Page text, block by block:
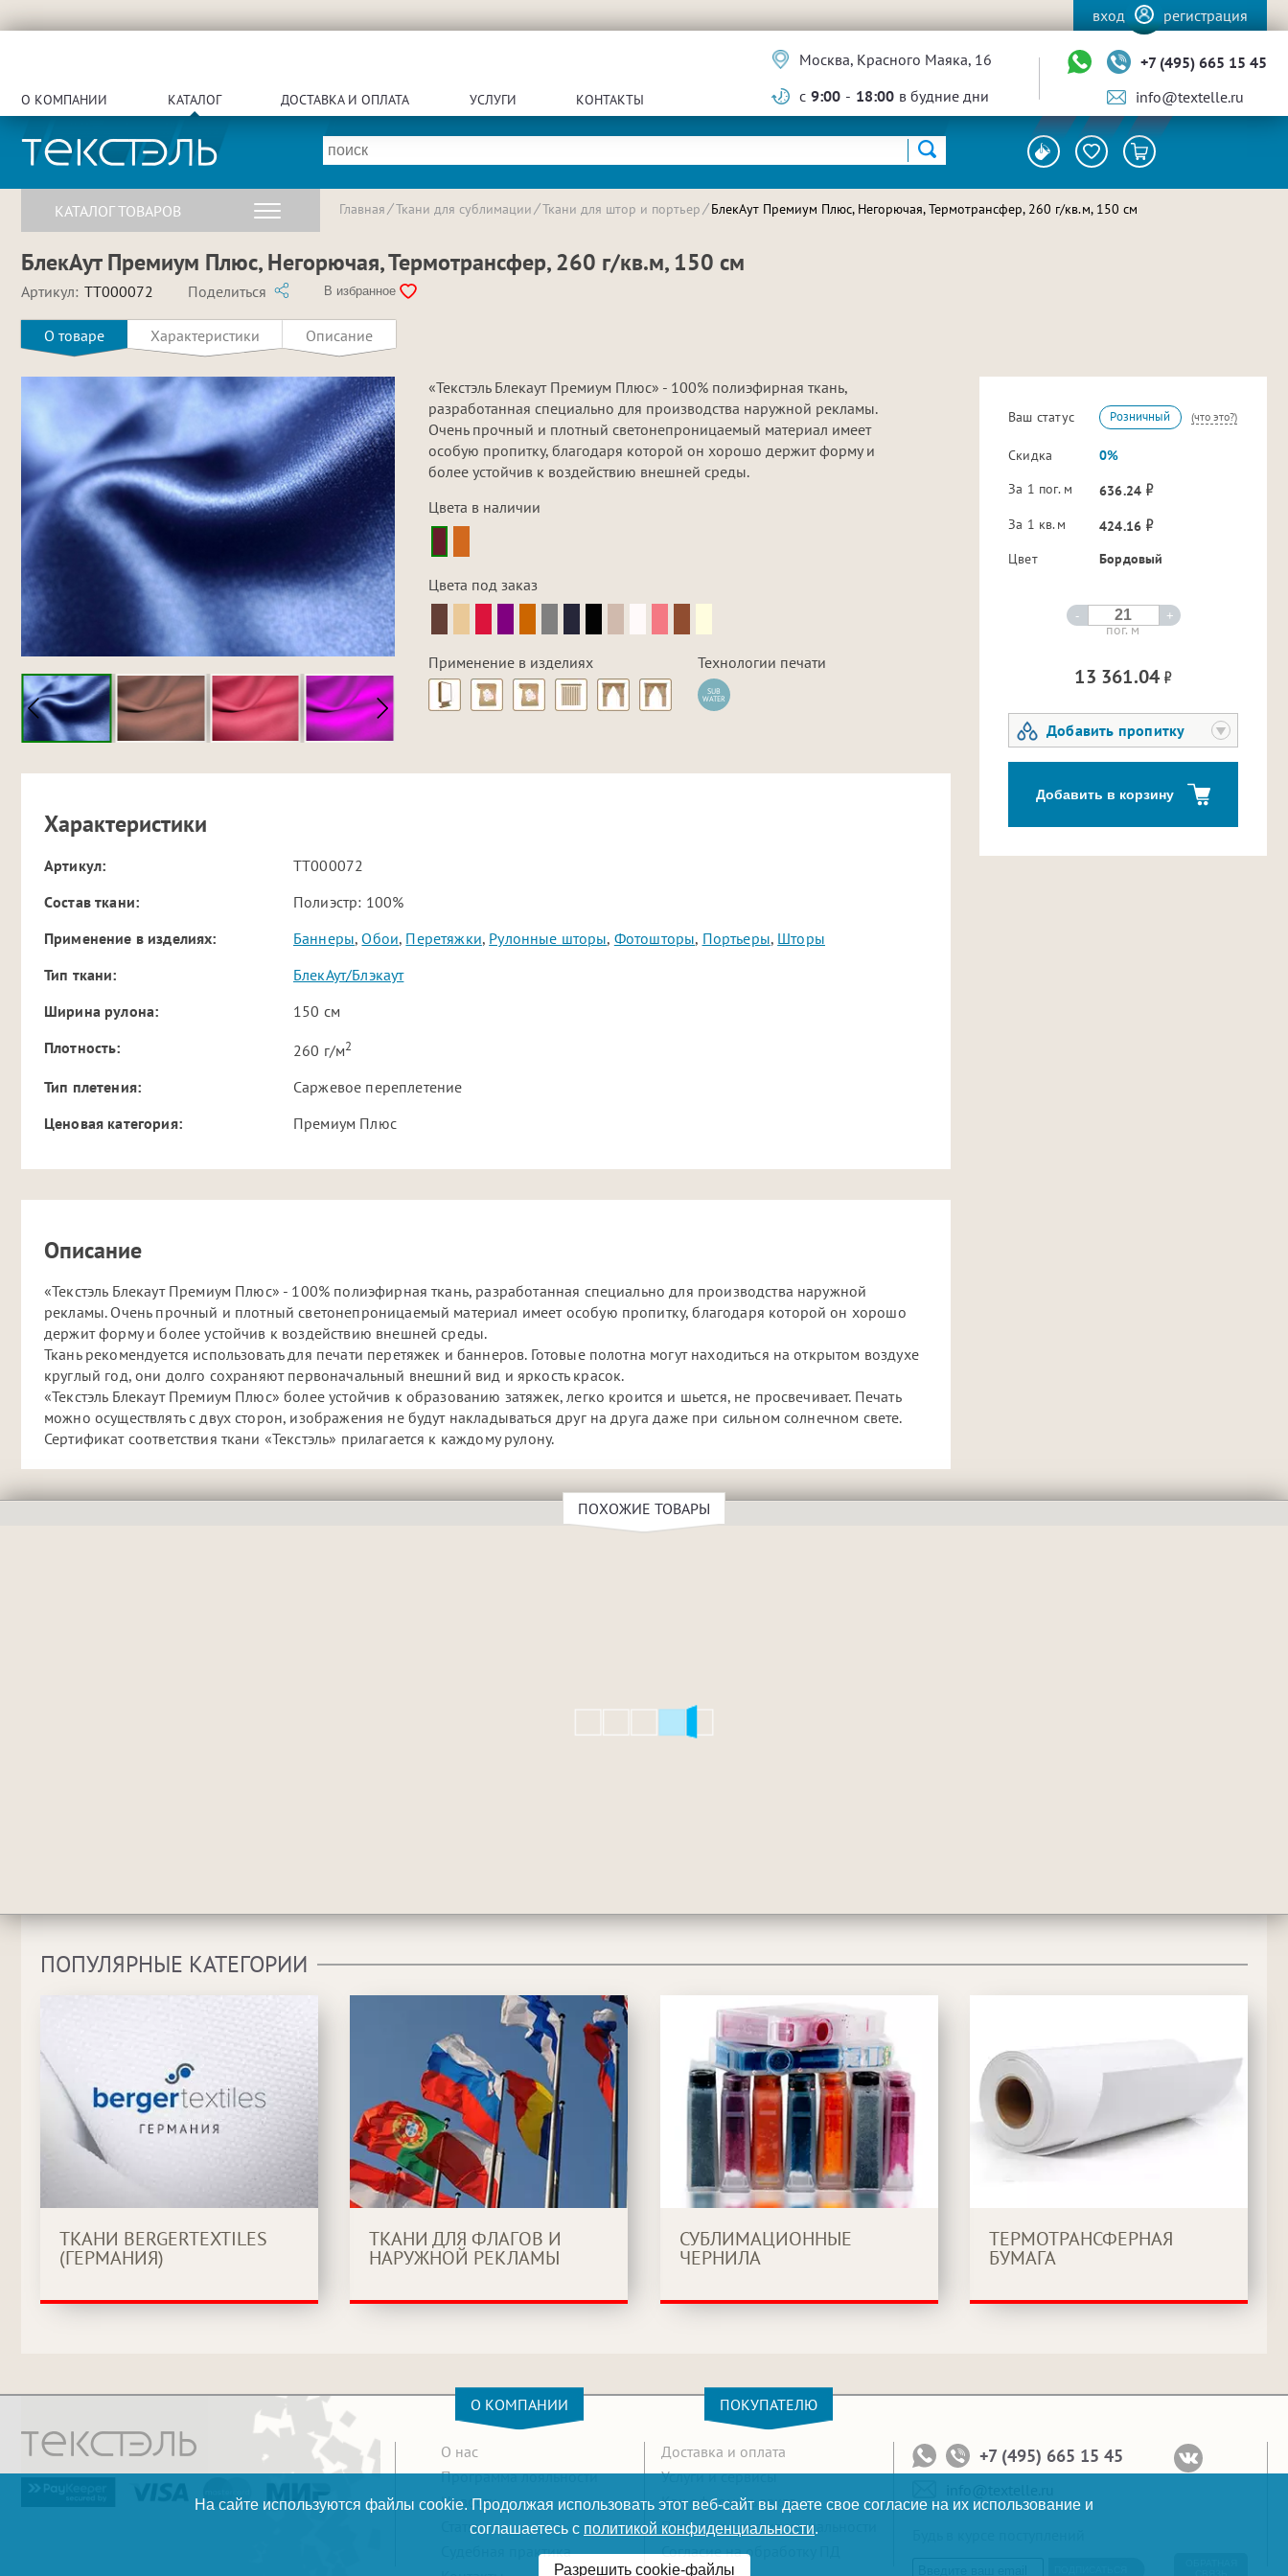
вход регистрация
О КОМПАНИИ КАТАЛОГ ДОСТАВКА И ОПЛАТА УСЛУГИ КОНТАКТЫ
Москва, Красного Маяка, 16
с 9:00 - 18:00 в будние дни
+7 (495) 665 15 45
info@textelle.ru
КАТАЛОГ ТОВАРОВ Главная Ткани для сублимации Ткани для штор и портьер БлекАут Премиум Плюс, Негорючая, Термотрансфер, 260 г/кв.м, 150 см
БлекАут Премиум Плюс, Негорючая, Термотрансфер, 260 г/кв.м, 150 см
Артикул: TT000072 Поделиться В избранное
О товаре Характеристики Описание
«Текстэль Блекаут Премиум Плюс» - 100% полиэфирная ткань,
разработанная специально для производства наружной рекламы.
Очень прочный и плотный светонепроницаемый материал имеет
особую пропитку, благодаря которой он хорошо держит форму и
более устойчив к воздействию внешней среды.
Цвета в наличии
Цвета под заказ
Применение в изделиях Технологии печати
SUB
WATER
Характеристики
Артикул:
TT000072
Cостав ткани:
Полиэстр: 100%
Применение в изделиях:
Баннеры,Обои, Перетяжки, Рулонные шторы, Фотошторы, Портьеры, Шторы
Тип ткани:
БлекАут/Блэкаут
Ширина рулона:
150 см
Плотность:
260 г/м2
Тип плетения:
Саржевое переплетение
Ценовая категория:
Премиум Плюс
Описание
«Текстэль Блекаут Премиум Плюс» - 100% полиэфирная ткань, разработанная специально для производства наружной
рекламы. Очень прочный и плотный светонепроницаемый материал имеет особую пропитку, благодаря которой он хорошо
держит форму и более устойчив к воздействию внешней среды.
Ткань рекомендуется использовать для печати перетяжек и баннеров. Готовые полотна могут находиться на открытом воздухе
круглый год, они долго сохраняют первоначальный внешний вид и яркость красок.
«Текстэль Блекаут Премиум Плюс» более устойчив к образованию затяжек, легко кроится и шьется, не просвечивает. Печать
можно осуществлять с двух сторон, изображения не будут накладываться друг на друга даже при сильном солнечном свете.
Сертификат соответствия ткани «Текстэль» прилагается к каждому рулону.
Ваш статус Розничный (что это?)
Скидка
0%
За 1 пог. м
636.24
За 1 кв.м
424.16
Цвет
Бордовый
- +
пог. м
13 361.04
Добавить пропитку
Добавить в корзину
ПОХОЖИЕ ТОВАРЫ
ПОПУЛЯРНЫЕ КАТЕГОРИИ
ТКАНИ BERGERTEXTILES
(ГЕРМАНИЯ)
ТКАНИ ДЛЯ ФЛАГОВ И
НАРУЖНОЙ РЕКЛАМЫ
СУБЛИМАЦИОННЫЕ
ЧЕРНИЛА
ТЕРМОТРАНСФЕРНАЯ
БУМАГА
О КОМПАНИИ
О нас
Программа лояльности
Новости
Статьи
Судебная практика
ПОКУПАТЕЛЮ
Доставка и оплата
Услуги и сервисы
Как оформить заказ
Политика конфиденциальности
Согласие на обработку ПД
+7 (495) 665 15 45
На сайте используются файлы cookie. Продолжая использовать этот веб-сайт вы даете свое согласие на их использование и
соглашаетесь с политикой конфиденциальности.
Разрешить cookie-файлы